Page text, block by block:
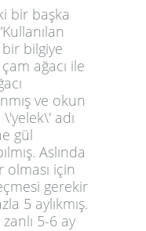
bir başka
bilgiye
ağacı ile
ve okun
adı
gül
Aslında
olması için
gerekir
5 aylıkmış.
5-6 ay